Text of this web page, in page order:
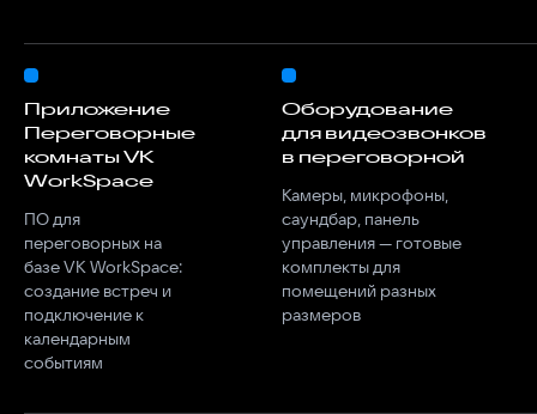
Приложение
Переговорные
комнаты VK
WorkSpace
ПО для
переговорных на
базе VK WorkSpace:
создание встреч и
подключение к
календарным
Оборудование
для видеозвонков
в переговорной
Камеры, микрофоны,
саундбар, панель
управления — готовые
комплекты для
помещений разных